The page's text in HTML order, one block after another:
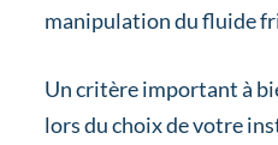
manipulation du fluide
Un critère important à
lors du choix de votre